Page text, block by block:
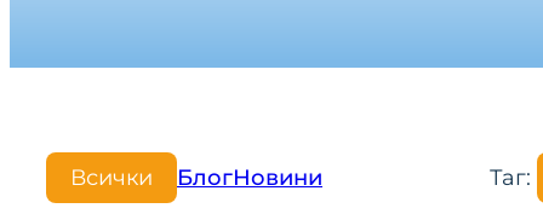
Всички БлогНовини Таг: